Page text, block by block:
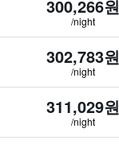
300,266원
/night
302,783원
/night
311,029원
/night